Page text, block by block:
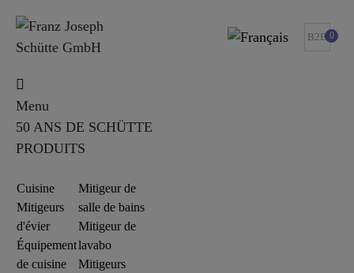
B2B 0
Menu
50 ANS DE SCHÜTTE
PRODUITS
Cuisine
Mitigeurs
d'évier
Équipement
de cuisine
Mitigeur de
salle de bains
Mitigeur de
lavabo
Mitigeurs